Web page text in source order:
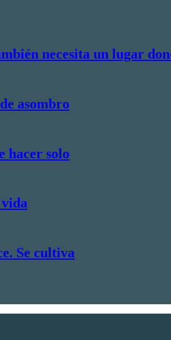
necesita un lugar
asombro
hacer solo
Se cultiva